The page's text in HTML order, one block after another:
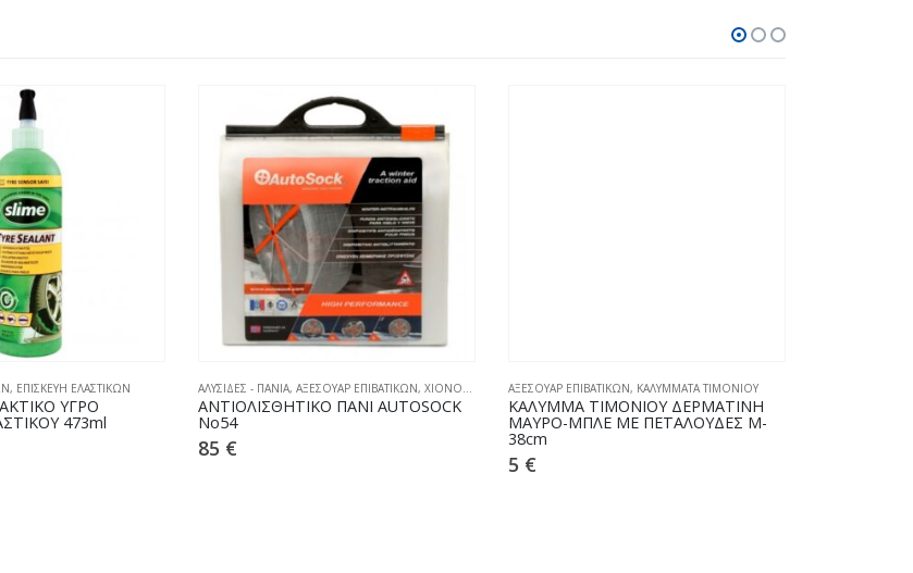
, ΕΠΙΣΚΕΥΗ ΕΛΑΣΤΙΚΩΝ
ΥΓΡΟ
473ml
ΑΛΥΣΙΔΕΣ - ΠΑΝΙΑ, ΑΞΕΣΟΥΑΡ ΕΠΙΒΑΤΙΚΩΝ, ΧΙΟΝΟΚΟΥΒΕΡΤΕΣ
ΑΝΤΙΟΛΙΣΘΗΤΙΚΟ ΠΑΝΙ AUTOSOCK
No54
85 €
ΑΞΕΣΟΥΑΡ ΕΠΙΒΑΤΙΚΩΝ, ΚΑΛΥΜΜΑΤΑ ΤΙΜΟΝΙΟΥ
ΚΑΛΥΜΜΑ ΤΙΜΟΝΙΟΥ ΔΕΡΜΑΤΙΝΗ
ΜΑΥΡΟ-ΜΠΛΕ ΜΕ ΠΕΤΑΛΟΥΔΕΣ M-
38cm
5 €